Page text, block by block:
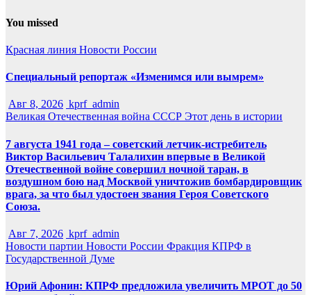
You missed
Красная линия Новости России
Специальный репортаж «Изменимся или вымрем»
Авг 8, 2026 kprf_admin
Великая Отечественная война СССР Этот день в истории
7 августа 1941 года – советский летчик-истребитель
Виктор Васильевич Талалихин впервые в Великой
Отечественной войне совершил ночной таран, в
воздушном бою над Москвой уничтожив бомбардировщик
врага, за что был удостоен звания Героя Советского
Союза.
Авг 7, 2026 kprf_admin
Новости партии Новости России Фракция КПРФ в
Государственной Думе
Юрий Афонин: КПРФ предложила увеличить МРОТ до 50